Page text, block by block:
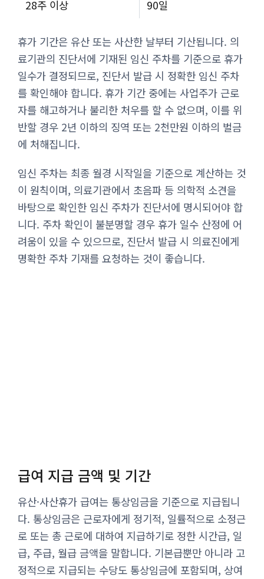
28주 이상 90일
휴가 기간은 유산 또는 사산한 날부터 기산됩니다. 의
료기관의 진단서에 기재된 임신 주차를 기준으로 휴가
일수가 결정되므로, 진단서 발급 시 정확한 임신 주차
를 확인해야 합니다. 휴가 기간 중에는 사업주가 근로
자를 해고하거나 불리한 처우를 할 수 없으며, 이를 위
반할 경우 2년 이하의 징역 또는 2천만원 이하의 벌금
에 처해집니다.
임신 주차는 최종 월경 시작일을 기준으로 계산하는 것
이 원칙이며, 의료기관에서 초음파 등 의학적 소견을
바탕으로 확인한 임신 주차가 진단서에 명시되어야 합
니다. 주차 확인이 불분명할 경우 휴가 일수 산정에 어
려움이 있을 수 있으므로, 진단서 발급 시 의료진에게
명확한 주차 기재를 요청하는 것이 좋습니다.
급여 지급 금액 및 기간
유산·사산휴가 급여는 통상임금을 기준으로 지급됩니
다. 통상임금은 근로자에게 정기적, 일률적으로 소정근
로 또는 총 근로에 대하여 지급하기로 정한 시간급, 일
급, 주급, 월급 금액을 말합니다. 기본급뿐만 아니라 고
정적으로 지급되는 수당도 통상임금에 포함되며, 상여